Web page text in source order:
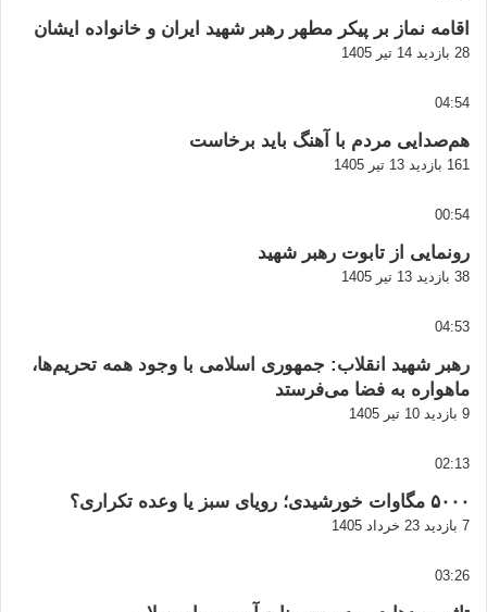
اقامه نماز بر پیکر مطهر رهبر شهید ایران و خانواده ایشان
28 بازدید 14 تیر 1405
04:54
هم‌صدایی مردم با آهنگ باید برخاست
161 بازدید 13 تیر 1405
00:54
رونمایی از تابوت رهبر شهید
38 بازدید 13 تیر 1405
04:53
رهبر شهید انقلاب: جمهوری اسلامی با وجود همه تحریم‌ها،
ماهواره به فضا می‌فرستد
9 بازدید 10 تیر 1405
02:13
۵۰۰۰ مگاوات خورشیدی؛ رویای سبز یا وعده تکراری؟
7 بازدید 23 خرداد 1405
03:26